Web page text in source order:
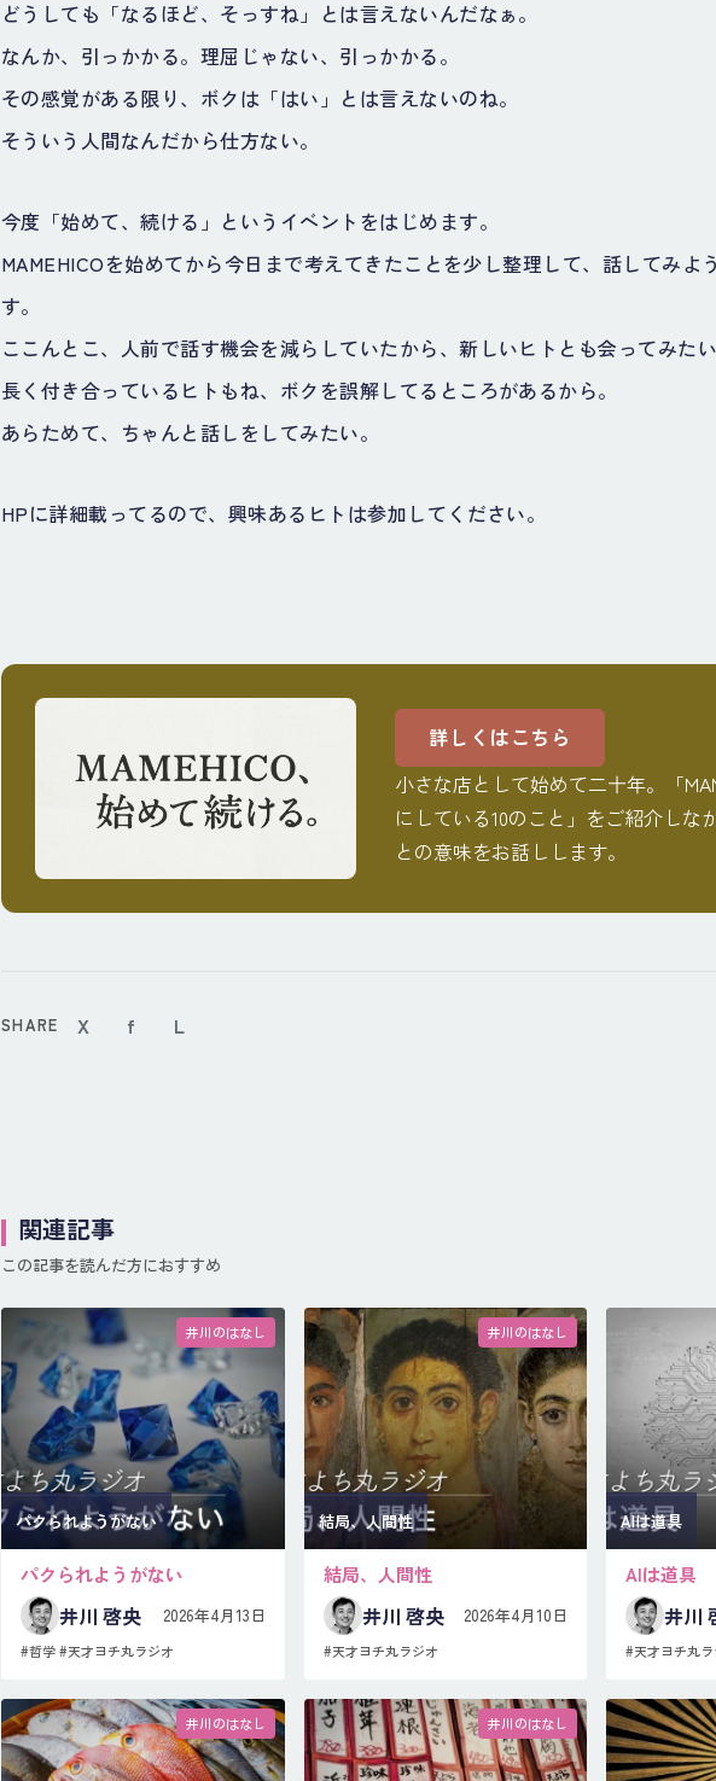
どうしても「なるほど、そっすね」とは言えないんだなぁ。
なんか、引っかかる。理屈じゃない、引っかかる。
その感覚がある限り、ボクは「はい」とは言えないのね。
そういう人間なんだから仕方ない。
今度「始めて、続ける」というイベントをはじめます。
MAMEHICOを始めてから今日まで考えてきたことを少し整理して、話してみよ
す。
ここんとこ、人前で話す機会を減らしていたから、新しいヒトとも会ってみたい
長く付き合っているヒトもね、ボクを誤解してるところがあるから。
あらためて、ちゃんと話しをしてみたい。
HPに詳細載ってるので、興味あるヒトは参加してください。
詳しくはこちら
小さな店として始めて二十年。「
にしている10のこと」をご紹介しな
との意味をお話しします。
SHARE X f L
関連記事
この記事を読んだ方におすすめ
井川のはなし
パクられようがない
パクられようがない
井川 啓央 2026年4月13日
#哲学#天才ヨチ丸ラジオ
井川のはなし
結局、人間性
結局、人間性
井川 啓央 2026年4月10日
#天才ヨチ丸ラジオ
AIは道具
AIは道具
井川
#天才ヨチ丸ラ
井川のはなし 井川のはなし